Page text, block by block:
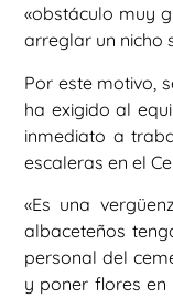
«obstáculo muy
arreglar un nicho
Por este motivo,
ha exigido al
inmediato a
escaleras en el
«Es una
albaceteños
personal del
y poner flores en